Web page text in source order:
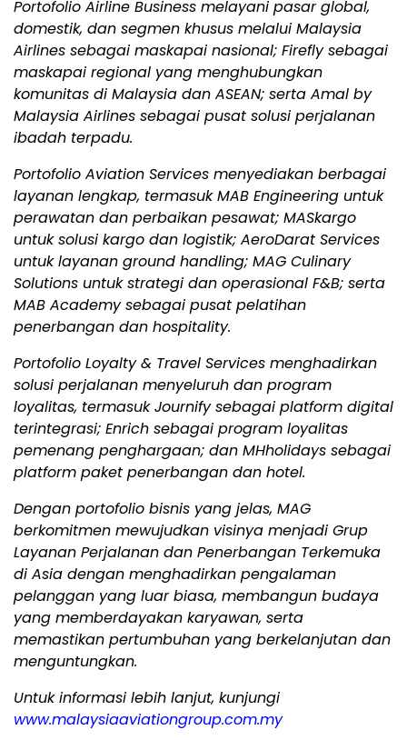
Portofolio Airline Business melayani pasar global,
domestik, dan segmen khusus melalui Malaysia
Airlines sebagai maskapai nasional; Firefly sebagai
maskapai regional yang menghubungkan
komunitas di Malaysia dan ASEAN; serta Amal by
Malaysia Airlines sebagai pusat solusi perjalanan
ibadah terpadu.
Portofolio Aviation Services menyediakan berbagai
layanan lengkap, termasuk MAB Engineering untuk
perawatan dan perbaikan pesawat; MASkargo
untuk solusi kargo dan logistik; AeroDarat Services
untuk layanan ground handling; MAG Culinary
Solutions untuk strategi dan operasional F&B; serta
MAB Academy sebagai pusat pelatihan
penerbangan dan hospitality.
Portofolio Loyalty & Travel Services menghadirkan
solusi perjalanan menyeluruh dan program
loyalitas, termasuk Journify sebagai platform digital
terintegrasi; Enrich sebagai program loyalitas
pemenang penghargaan; dan MHholidays sebagai
platform paket penerbangan dan hotel.
Dengan portofolio bisnis yang jelas, MAG
berkomitmen mewujudkan visinya menjadi Grup
Layanan Perjalanan dan Penerbangan Terkemuka
di Asia dengan menghadirkan pengalaman
pelanggan yang luar biasa, membangun budaya
yang memberdayakan karyawan, serta
memastikan pertumbuhan yang berkelanjutan dan
menguntungkan.
Untuk informasi lebih lanjut, kunjungi
www.malaysiaaviationgroup.com.my